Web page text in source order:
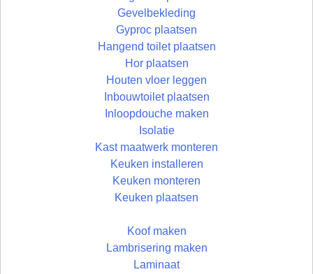
Gevelbekleding
Gyproc plaatsen
Hangend toilet plaatsen
Hor plaatsen
Houten vloer leggen
Inbouwtoilet plaatsen
Inloopdouche maken
Isolatie
Kast maatwerk monteren
Keuken installeren
Keuken monteren
Keuken plaatsen
Koof maken
Lambrisering maken
Laminaat